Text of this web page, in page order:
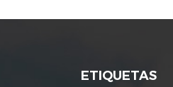
ETIQUETAS